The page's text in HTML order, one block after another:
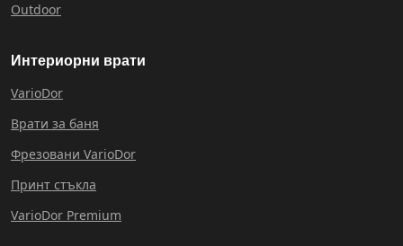
Outdoor
Интериорни врати
VarioDor
Врати за баня
Фрезовани VarioDor
Принт стъкла
VarioDor Premium